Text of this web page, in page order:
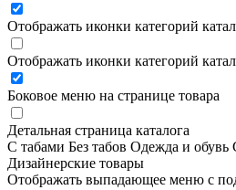
Отображать иконки категорий
Отображать иконки категорий
Боковое меню на странице товара
Детальная страница каталога
С табами Без табов Одежда и обувь
Дизайнерские товары
Отображать выпадающее меню с